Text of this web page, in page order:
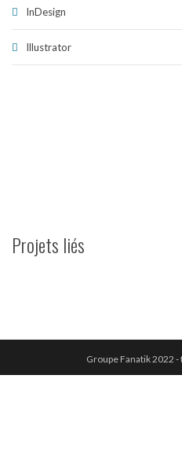
InDesign
Illustrator
Projets liés
Groupe Fanatik 2022